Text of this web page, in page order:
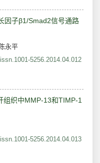
因子β1/Smad2信号通路
陈永平
5256.2014.04.012
组织中MMP-13和TIMP-1
5256.2014.04.013